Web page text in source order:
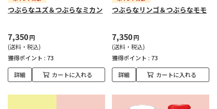
つぶらなユズ＆つぶらなミカン
7,350円
(送料・税込)
獲得ポイント : 73
詳細 カートに入れる
つぶらなリンゴ＆つぶらなモモ
7,350円
(送料・税込)
獲得ポイント : 73
詳細 カートに入れる